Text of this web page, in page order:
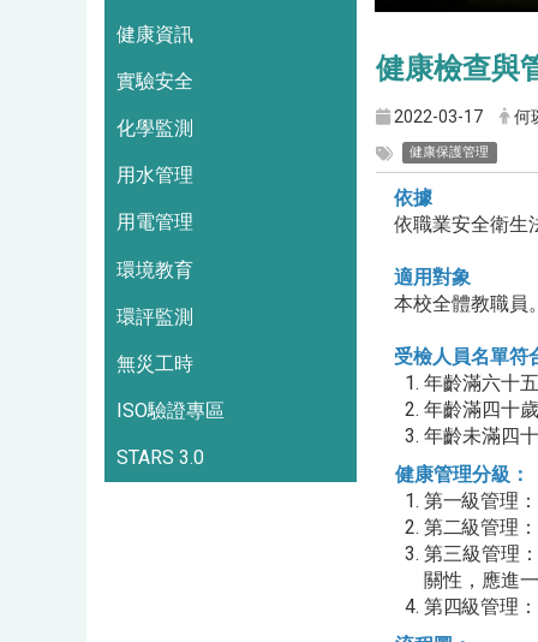
健康資訊
實驗安全
化學監測
用水管理
用電管理
環境教育
環評監測
無災工時
ISO驗證專區
STARS 3.0
健康檢查與
2022-03-17 何
健康保護管理
依據
依職業安全衛生
適用對象
本校全體教職員
受檢人員名單符
年齡滿六十
年齡滿四十
年齡未滿四
健康管理分級：
第一級管理
第二級管理
第三級管理
關性，應進
第四級管理